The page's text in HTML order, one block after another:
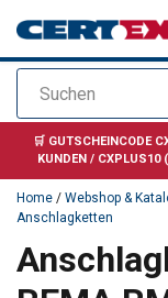
Suchen
Anfragen
🛒 GUTSCHEINCODE
KUNDEN / CXPLUS10
Home / Webshop &
Anschlagketten